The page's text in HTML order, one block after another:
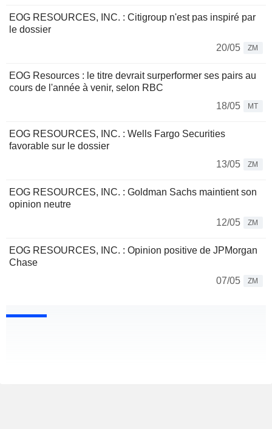
EOG RESOURCES, INC. : Citigroup n'est pas inspiré par
le dossier
20/05
ZM
EOG Resources : le titre devrait surperformer ses pairs au
cours de l'année à venir, selon RBC
18/05
MT
EOG RESOURCES, INC. : Wells Fargo Securities
favorable sur le dossier
13/05
ZM
EOG RESOURCES, INC. : Goldman Sachs maintient son
opinion neutre
12/05
ZM
EOG RESOURCES, INC. : Opinion positive de JPMorgan
Chase
07/05
ZM